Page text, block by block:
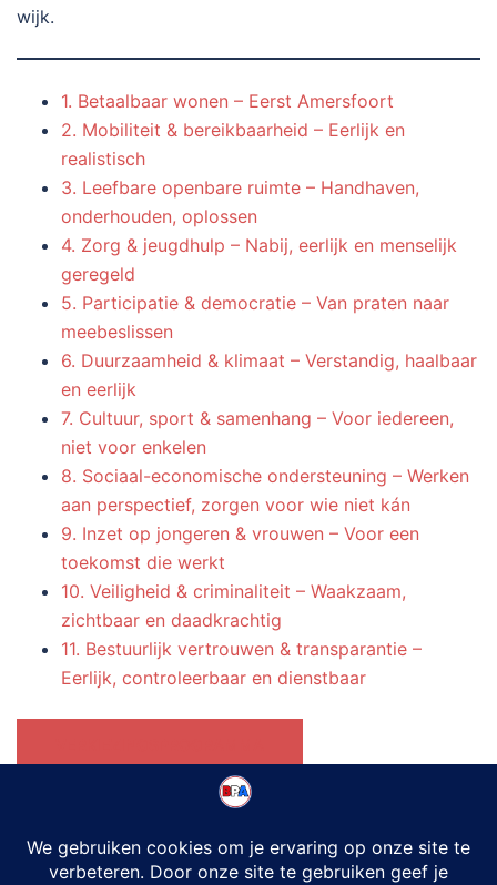
wijk.
1. Betaalbaar wonen – Eerst Amersfoort
2. Mobiliteit & bereikbaarheid – Eerlijk en
realistisch
3. Leefbare openbare ruimte – Handhaven,
onderhouden, oplossen
4. Zorg & jeugdhulp – Nabij, eerlijk en menselijk
geregeld
5. Participatie & democratie – Van praten naar
meebeslissen
6. Duurzaamheid & klimaat – Verstandig, haalbaar
en eerlijk
7. Cultuur, sport & samenhang – Voor iedereen,
niet voor enkelen
8. Sociaal-economische ondersteuning – Werken
aan perspectief, zorgen voor wie niet kán
9. Inzet op jongeren & vrouwen – Voor een
toekomst die werkt
10. Veiligheid & criminaliteit – Waakzaam,
zichtbaar en daadkrachtig
11. Bestuurlijk vertrouwen & transparantie –
Eerlijk, controleerbaar en dienstbaar